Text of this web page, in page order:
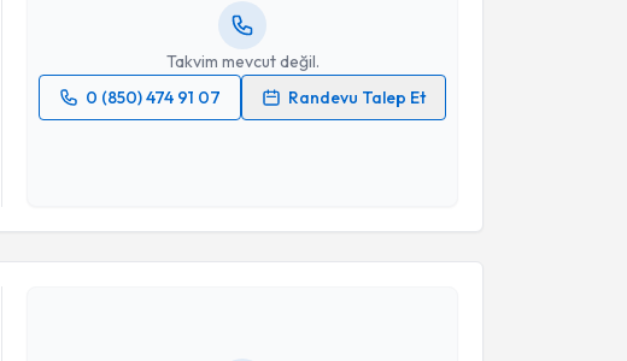
Takvim mevcut değil.
0 (850) 474 91 07
Randevu Talep Et
Takvim Talebini Gönder
Randevu Takvimi Talebi
Dt. Yaren Güllüpınar